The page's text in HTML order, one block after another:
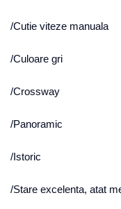
/Cutie viteze manuala
/Culoare gri
/Crossway
/Panoramic
/Istoric
/Stare excelenta, atat